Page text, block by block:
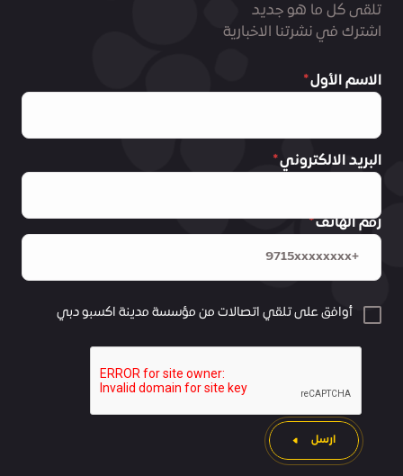
تلقى كل ما هو جديد
اشترك في نشرتنا الاخبارية
الاسم الأول
البريد الالكتروني
رقم الهاتف
أوافق على تلقي اتصالات من مؤسسة مدينة اكسبو دبي
ارسل